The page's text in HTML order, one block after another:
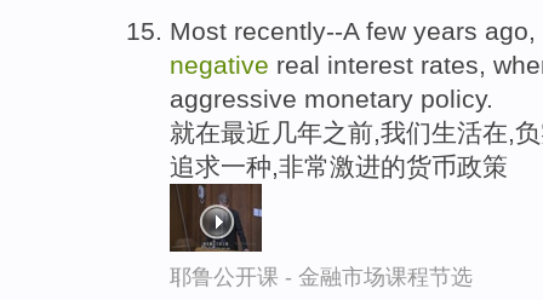
Most recently--A few years
negative real interest rates,
aggressive monetary policy.
就在最近几年之前,我们生活在,
追求一种,非常激进的货币政策
耶鲁公开课 - 金融市场课程节选